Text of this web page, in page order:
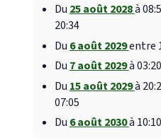
Du 25 août 2028à
20:34
Du 6 août 2029entre
Du 7 août 2029à
Du 15 août 2029à
07:05
Du 6 août 2030à